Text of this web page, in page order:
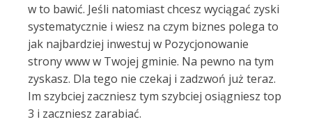
w to bawić. Jeśli natomiast chcesz wyciągać zyski
systematycznie i wiesz na czym biznes polega to
jak najbardziej inwestuj w Pozycjonowanie
strony www w Twojej gminie. Na pewno na tym
zyskasz. Dla tego nie czekaj i zadzwoń już teraz.
Im szybciej zaczniesz tym szybciej osiągniesz top
3 i zaczniesz zarabiać.